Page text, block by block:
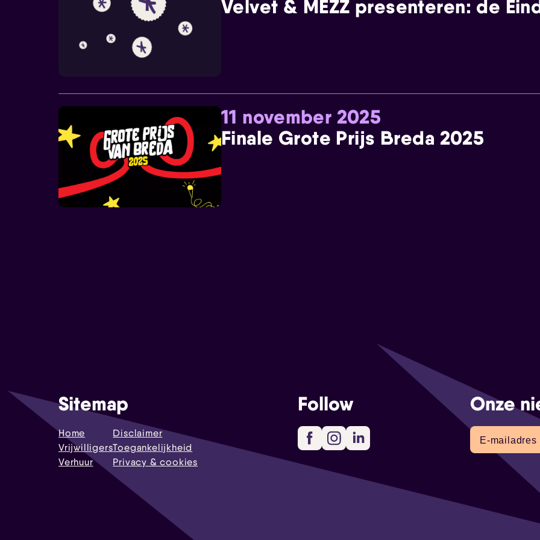
Velvet & MEZZ presenteren: de
11 november 2025
Finale Grote Prijs Breda 2025
Sitemap
Home
Vrijwilligers
Verhuur
Disclaimer
Toegankelijkheid
Privacy & cookies
Follow
FacebookInstagram
Onze